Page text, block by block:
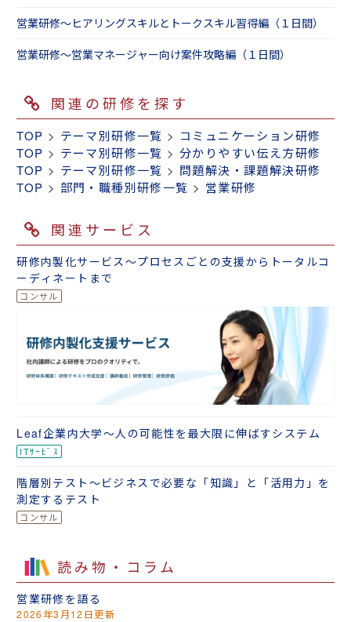
営業研修～ヒアリングスキルとトークスキル習得編（１日間）
営業研修～営業マネージャー向け案件攻略編（１日間）
関連の研修を探す
TOP > テーマ別研修一覧 > コミュニケーション研修
TOP > テーマ別研修一覧 >分かりやすい伝え方研修
TOP > テーマ別研修一覧 > 問題解決・課題解決研修
TOP > 部門・職種別研修一覧 > 営業研修
関連サービス
研修内製化サービス～プロセスごとの支援からトータルコ
ーディネートまで
Leaf企業内大学～人の可能性を最大限に伸ばすシステム
階層別テスト～ビジネスで必要な「知識」と「活用力」を
測定するテスト
読み物・コラム
営業研修を語る
2026年3月12日更新